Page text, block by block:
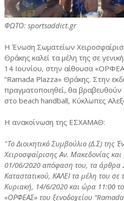
ΦΩΤΟ: sportsaddict.gr
Η Ένωση Σωματείων
Θράκης καλεί τα μέλη της σε
14 Ιουνίου, στην αίθουσα
“Ramada Plazza» Θράκης. Στην
πραγματοποιηθεί, θα
στο beach handball, Κύκλωπες
Η ανακοίνωση της ΕΣΧΑΜΑΘ:
"Το Διοικητικό Συμβούλιο (Δ.Σ) της
Χειροσφαίρισης Αν. Μακεδονίας
01/06/2020 απόφαση του, τα άρθρα
Καταστατικού, ΚΑΛΕΙ τα μέλη του σε
Κυριακή, 14/6/2020 και ώρα 11:00
«ΟΡΦΕΑΣ» του ξενοδοχείου